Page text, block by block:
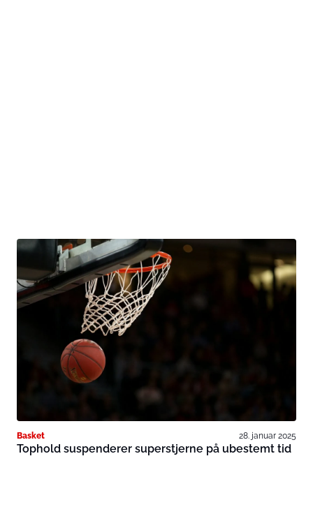
Basket 28. januar 2025
Tophold suspenderer superstjerne på ubestemt tid